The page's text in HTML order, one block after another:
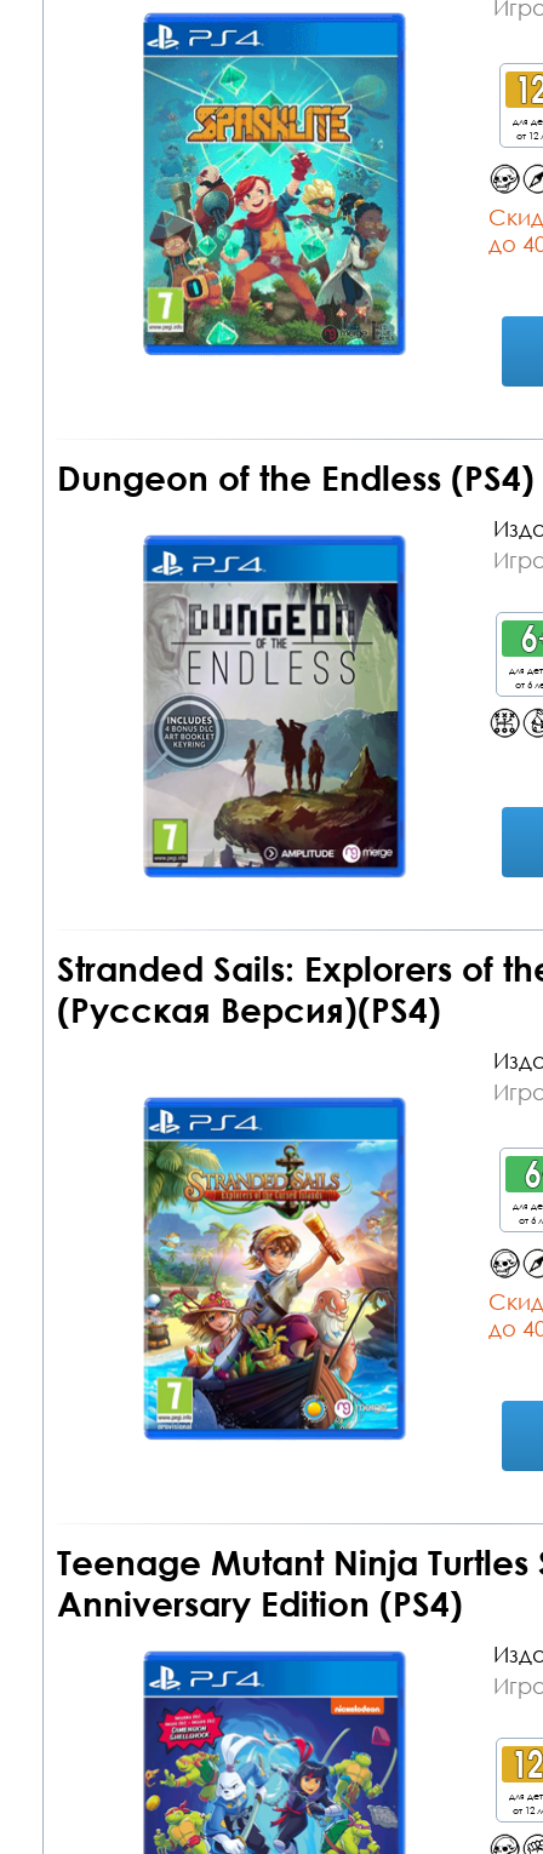
для
от 12
до
Dungeon of the Endless (PS4)
для
от 6
Stranded Sails: Explorers of
(Русская Версия)(PS4)
для
от 6
до
Teenage Mutant Ninja
Anniversary Edition (PS4)
для
от 12